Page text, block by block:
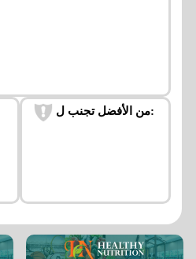
من الأفضل تجنب ل: